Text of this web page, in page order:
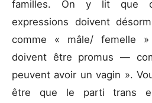
familles. On y lit que
expressions doivent
comme « mâle/ femelle
doivent être promus ―
peuvent avoir un vagin ».
être que le parti trans